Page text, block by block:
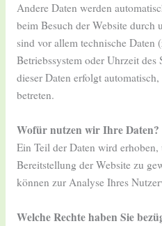
Andere Daten werden
beim Besuch der Website durch
sind vor allem technische Daten
Betriebssystem oder Uhrzeit
dieser Daten erfolgt
betreten.
Wofür nutzen wir Ihre Daten?
Ein Teil der Daten wird
Bereitstellung der Website zu
können zur Analyse Ihres
Welche Rechte haben Sie